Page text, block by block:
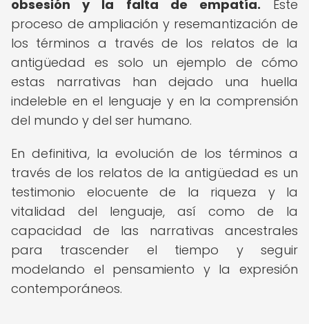
obsesión y la falta de empatía. Este
proceso de ampliación y resemantización de
los términos a través de los relatos de la
antigüedad es solo un ejemplo de cómo
estas narrativas han dejado una huella
indeleble en el lenguaje y en la comprensión
del mundo y del ser humano.
En definitiva, la evolución de los términos a
través de los relatos de la antigüedad es un
testimonio elocuente de la riqueza y la
vitalidad del lenguaje, así como de la
capacidad de las narrativas ancestrales
para trascender el tiempo y seguir
modelando el pensamiento y la expresión
contemporáneos.